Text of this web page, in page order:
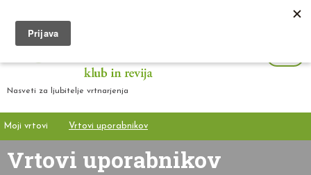
Nasveti za ljubitelje vrtnarjenja
Moji vrtovi Vrtovi uporabnikov
Vrtovi uporabnikov